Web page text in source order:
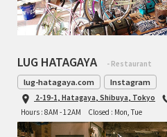
LUG HATAGAYA - Restaurant
lug-hatagaya.com Instagram
2-19-1, Hatagaya, Shibuya, Tokyo
Hours : 8AM - 12AM
Closed : Mon, Tue